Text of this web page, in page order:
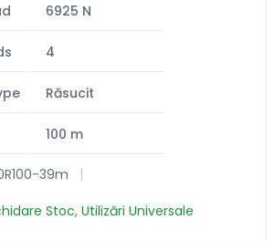
6925 N
4
Răsucit
100 m
39m
Stoc, Utilizări Universale